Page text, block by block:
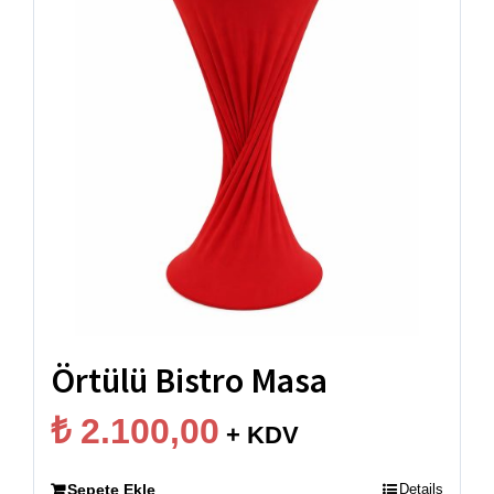
ama sağlam bir yapı arayan projeler için
60 ve 70’lik ölçü alternatifleriyle sunulur.
Toptan Alımlarda İşletmelere
Sağladığımız Avantajlar
, doğrudan üretimden son kullanıcı
olan işletmeye (B2B) satış yaparak aracıların
yarattığı ek maliyet yükünü ortadan kaldırır. Toptan
siparişlerinizde size sunduğumuz
gamımız içinde, ayak tipi ile tabla materyalini
Örtülü Bistro Masa
₺2.100,00 + KDV
Sepete Ekle Details